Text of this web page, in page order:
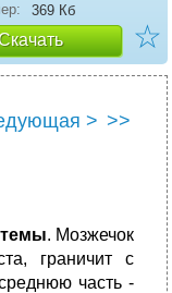
369 Кб
☆
> >>
. Мозжечок
граничит с
часть -